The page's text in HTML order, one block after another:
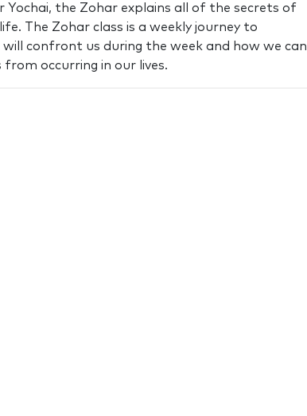
Yochai, the Zohar explains all of the secrets of
The Zohar class is a weekly journey to
confront us during the week and how we can
occurring in our lives.